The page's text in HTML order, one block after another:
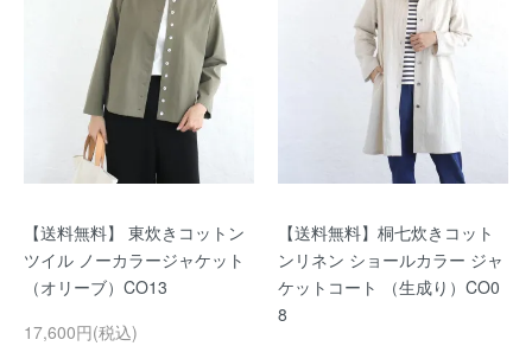
【送料無料】 東炊きコットン
ツイル ノーカラージャケット
（オリーブ）CO13
17,600円(税込)
【送料無料】桐七炊きコット
ンリネン ショールカラー ジャ
ケットコート （生成り）CO0
8